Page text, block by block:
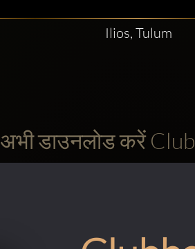
Ilios, Tulum
अभी डाउनलोड करें